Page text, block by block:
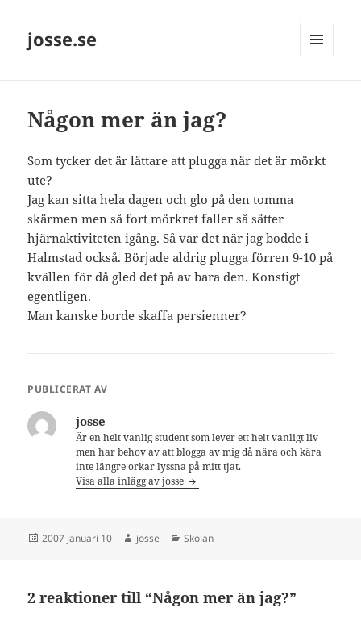
josse.se
Någon mer än jag?
Som tycker det är lättare att plugga när det är mörkt
ute?
Jag kan sitta hela dagen och glo på den tomma
skärmen men så fort mörkret faller så sätter
hjärnaktiviteten igång. Så var det när jag bodde i
Halmstad också. Började aldrig plugga förren 9-10 på
kvällen för då gled det på av bara den. Konstigt
egentligen.
Man kanske borde skaffa persienner?
PUBLICERAT AV
josse
Är en helt vanlig student som lever ett helt vanligt liv
men har behov av att blogga av mig då nära och kära
inte längre orkar lyssna på mitt tjat.
Visa alla inlägg av josse
Postat
2007 januari 10 Författare
josse Kategorier
Skolan
2 reaktioner till “Någon mer än jag?”